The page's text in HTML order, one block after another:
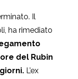
Il
ha rimediato
del Rubin
L’ex